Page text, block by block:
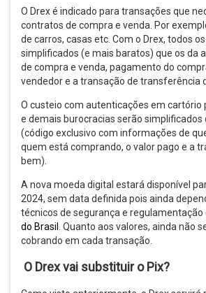
O Drex é indicado para transações que
contratos de compra e venda. Por
de carros, casas etc. Com o Drex, todos
simplificados (e mais baratos) que os da
de compra e venda, pagamento do
vendedor e a transação de transferência
O custeio com autenticações em cartório
e demais burocracias serão simplificados
(código exclusivo com informações de
quem está comprando, o valor pago e a
bem).
A nova moeda digital estará disponível
2024, sem data definida pois ainda
técnicos de segurança e regulamentação
do Brasil
. Quanto aos valores, ainda não
cobrando em cada transação.
O Drex vai substituir o Pix?